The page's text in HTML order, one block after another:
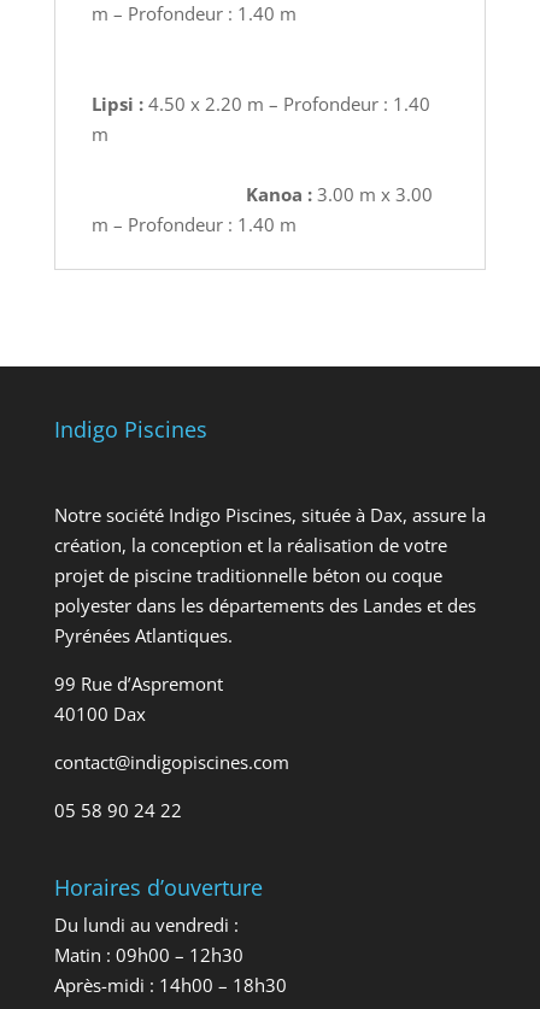
m – Profondeur : 1.40 m
Lipsi : 4.50 x 2.20 m – Profondeur : 1.40
m
Kanoa :3.00 m x 3.00
m – Profondeur : 1.40 m
Indigo Piscines
Notre société Indigo Piscines, située à Dax, assure la
création, la conception et la réalisation de votre
projet de piscine traditionnelle béton ou coque
polyester dans les départements des Landes et des
Pyrénées Atlantiques.
99 Rue d’Aspremont
40100 Dax
contact@indigopiscines.com
05 58 90 24 22
Horaires d’ouverture
Du lundi au vendredi :
Matin : 09h00 – 12h30
Après-midi : 14h00 – 18h30